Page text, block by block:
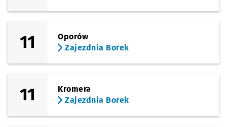
11
Oporów
Zajezdnia Borek
11
Kromera
Zajezdnia Borek